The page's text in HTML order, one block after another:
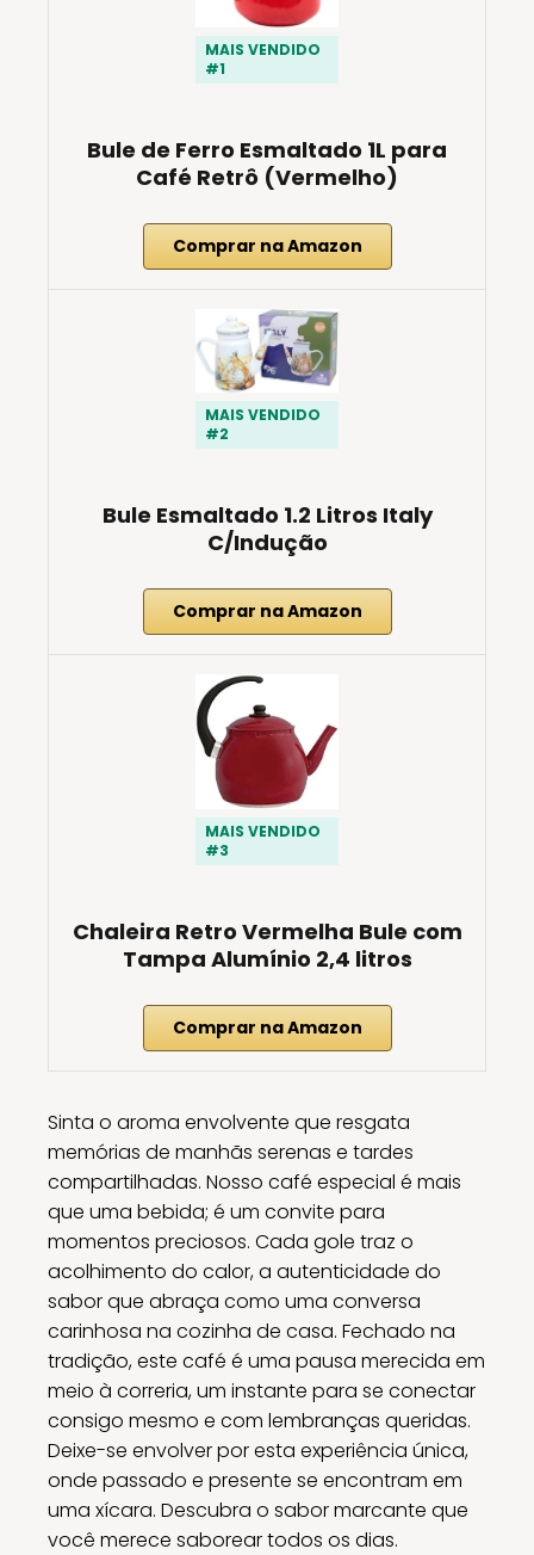
MAIS VENDIDO
#1
Bule de Ferro Esmaltado 1L para
Café Retrô (Vermelho)
Comprar na Amazon
MAIS VENDIDO
#2
Bule Esmaltado 1.2 Litros Italy
C/Indução
Comprar na Amazon
MAIS VENDIDO
#3
Chaleira Retro Vermelha Bule com
Tampa Alumínio 2,4 litros
Comprar na Amazon
Sinta o aroma envolvente que resgata
memórias de manhãs serenas e tardes
compartilhadas. Nosso café especial é mais
que uma bebida; é um convite para
momentos preciosos. Cada gole traz o
acolhimento do calor, a autenticidade do
sabor que abraça como uma conversa
carinhosa na cozinha de casa. Fechado na
tradição, este café é uma pausa merecida em
meio à correria, um instante para se conectar
consigo mesmo e com lembranças queridas.
Deixe-se envolver por esta experiência única,
onde passado e presente se encontram em
uma xícara. Descubra o sabor marcante que
você merece saborear todos os dias.